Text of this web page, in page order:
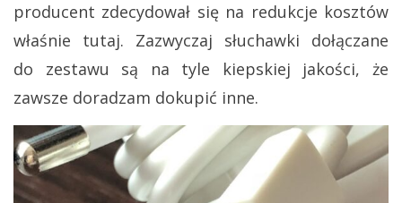
producent zdecydował się na redukcje kosztów
właśnie tutaj. Zazwyczaj słuchawki dołączane
do zestawu są na tyle kiepskiej jakości, że
zawsze doradzam dokupić inne.